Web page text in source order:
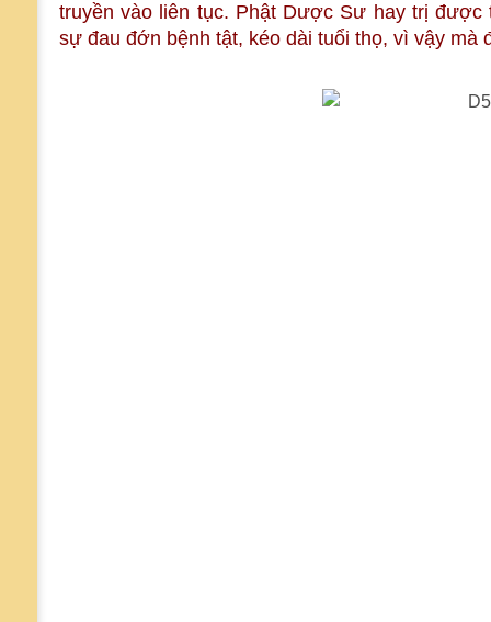
truyền vào liên tục. Phật Dược Sư hay trị
sự đau đớn bệnh tật, kéo dài tuổi thọ, vì vậy